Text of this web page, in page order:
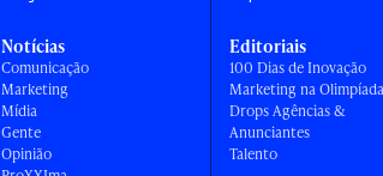
Notícias
Comunicação
Marketing
Mídia
Gente
Opinião
Editoriais
100 Dias de Inovação
Marketing na Olimpíada
Drops Agências &
Anunciantes
Talento